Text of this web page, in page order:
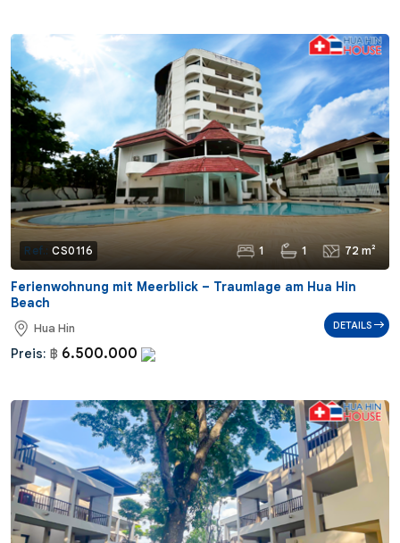
Ref.: CS0116 1 1 72 m²
Ferienwohnung mit Meerblick – Traumlage am Hua Hin
Beach
Hua Hin
Preis: ฿ 6.500.000
DETAILS